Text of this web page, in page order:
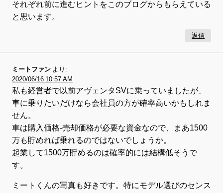
それぞれ前に進むヒントをこのブログからもらえている
と思います。
返信
ミートファン より:
2020/06/16 10:57 AM
私も経営者で以前アヴェンタSVに乗っていましたが、
車に乗りたいだけなら会社員の方が確率高いかもしれま
せん。
車は購入価格-売却価格が必要な資金なので、まあ1500
万も貯めれば乗れるのではないでしょうか。
起業して1500万貯めるのは確率的には結構低そうで
す。
ミートくんの写真も好きです。特にモデル選びのセンス